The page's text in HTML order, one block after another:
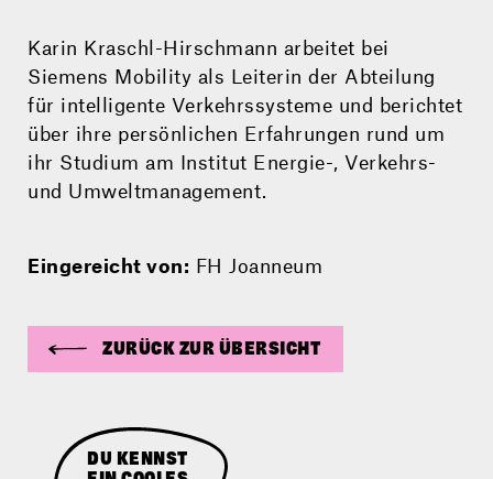
Karin Kraschl-Hirschmann arbeitet bei
Siemens Mobility als Leiterin der Abteilung
für intelligente Verkehrssysteme und berichtet
über ihre persönlichen Erfahrungen rund um
ihr Studium am Institut Energie-, Verkehrs-
und Umweltmanagement.
Eingereicht von: FH Joanneum
ZURÜCK ZUR ÜBERSICHT
SENDE UNS